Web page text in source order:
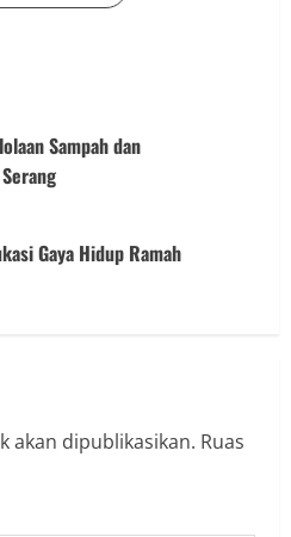
Sampah dan
Gaya Hidup Ramah
akan dipublikasikan. Ruas